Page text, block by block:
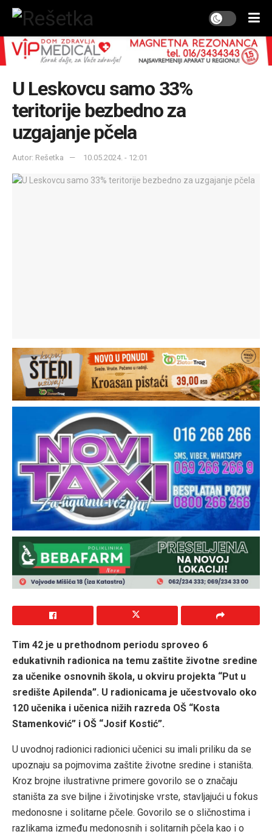
U Leskovcu samo 33%
teritorije bezbedno za
uzgajanje pčela
Autor: Rešetka 10.05.2024. - 12:01
Tim 42 je u prethodnom periodu sproveo 6
edukativnih radionica na temu zaštite životne sredine
za učenike osnovnih škola, u okviru projekta “Put u
središte Apilenda”. U radionicama je učestvovalo oko
120 učenika i učenica nižih razreda OŠ “Kosta
Stamenković” i OŠ “Josif Kostić”.
U uvodnoj radionici radionici učenici su imali priliku da se
upoznaju sa pojmovima zaštite životne sredine i staništa.
Kroz brojne ilustrativne primere govorilo se o značaju
staništa za sve biljne i životinjske vrste, stavljajući u fokus
medonosne i solitarne pčele. Govorilo se o sličnostima i
razlikama između medonosnih i solitarnih pčela kao i o